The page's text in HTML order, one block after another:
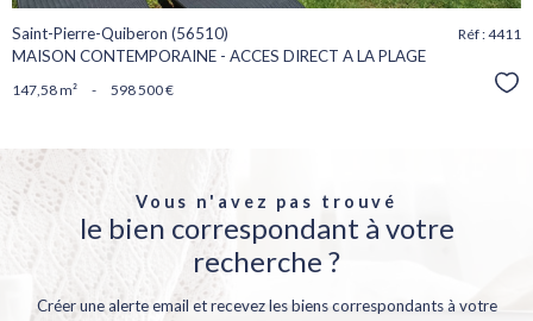
Saint-Pierre-Quiberon (56510)
MAISON CONTEMPORAINE - ACCES DIRECT A LA PLAGE
Réf : 4411
147,58 m² - 598 500 €
Vous n'avez pas trouvé
le bien correspondant à votre
recherche ?
Créer une alerte email et recevez les biens correspondants à votre